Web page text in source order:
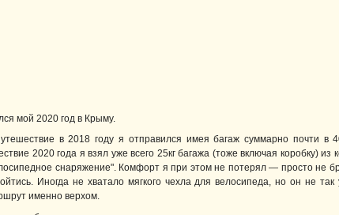
мой 2020 год в Крыму.
в 2018 году я отправился имея багаж суммарно почти в
2020 года я взял уже всего 25кг багажа (тоже включая коробку) из
снаряжение". Комфорт я при этом не потерял — просто не
Иногда не хватало мягкого чехла для велосипеда, но он не
именно верхом.